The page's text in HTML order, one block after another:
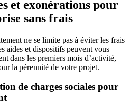
et exonérations pour
sans frais
ne se limite pas à éviter les frais
aides et dispositifs peuvent vous
dans les premiers mois d’activité,
la pérennité de votre projet.
de charges sociales pour